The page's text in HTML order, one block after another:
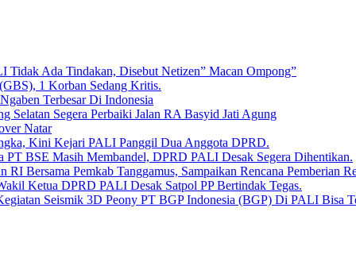
Ada Tindakan, Disebut Netizen” Macan Ompong”
1 Korban Sedang Kritis.
Terbesar Di Indonesia
Selatan Segera Perbaiki Jalan RA Basyid Jati Agung
Natar
Kini Kejari PALI Panggil Dua Anggota DPRD.
BSE Masih Membandel, DPRD PALI Desak Segera Dihentikan.
Bersama Pemkab Tanggamus, Sampaikan Rencana Pemberian
Ketua DPRD PALI Desak Satpol PP Bertindak Tegas.
Seismik 3D Peony PT BGP Indonesia (BGP) Di PALI Bisa